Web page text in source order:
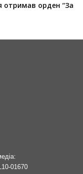
отримав орден “За
01670